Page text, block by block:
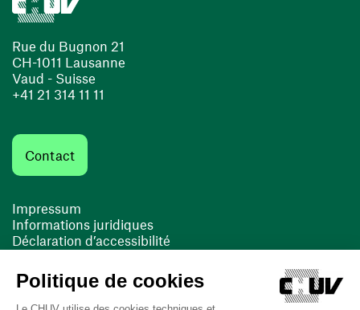
Rue du Bugnon 21
CH-1011 Lausanne
Vaud - Suisse
+41 21 314 11 11
Contact
Impressum
Informations juridiques
Déclaration d’accessibilité
Cookies